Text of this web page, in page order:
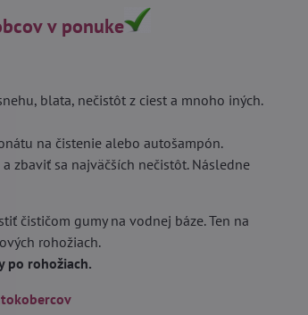
v ponuke
blata, nečistôt z ciest a mnoho iných.
na čistenie alebo autošampón.
zbaviť sa najväčších nečistôt. Následne
čističom gumy na vodnej báze. Ten na
rohožiach.
po rohožiach.